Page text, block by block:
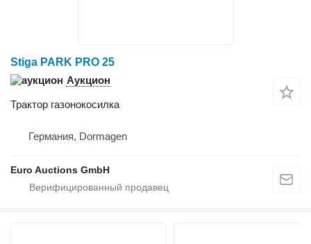
Stiga PARK PRO 25
Аукцион
Трактор газонокосилка
Германия, Dormagen
Euro Auctions GmbH